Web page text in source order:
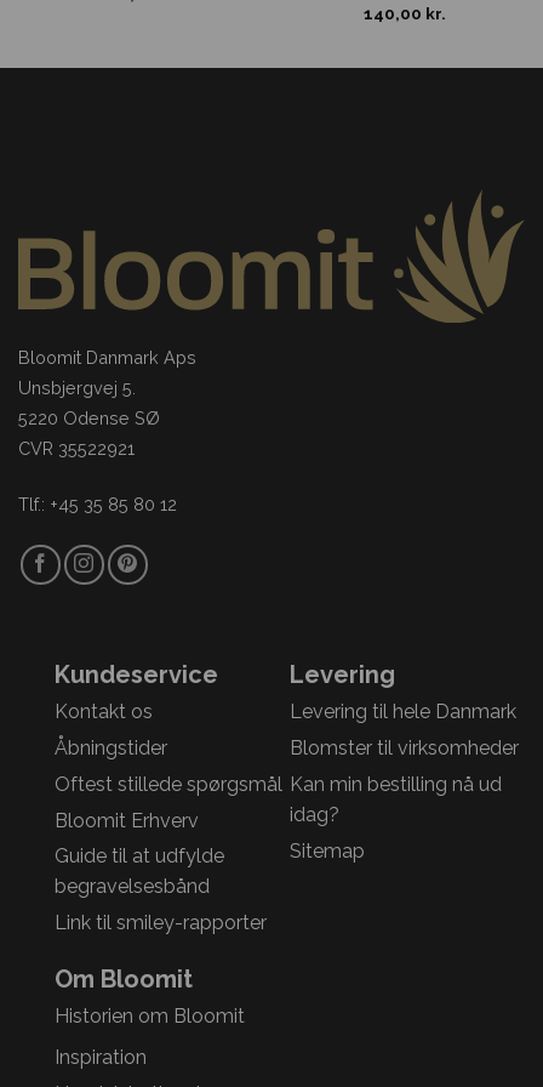
140,00 kr.
Bloomit Danmark Aps
Unsbjergvej 5.
5220 Odense SØ
CVR 35522921
Tlf.: +45 35 85 80 12
Kundeservice
Kontakt os
Åbningstider
Oftest stillede spørgsmål
Bloomit Erhverv
Guide til at udfylde
begravelsesbånd
Link til smiley-rapporter
Levering
Levering til hele Danmark
Blomster til virksomheder
Kan min bestilling nå ud
idag?
Sitemap
Om Bloomit
Historien om Bloomit
Inspiration